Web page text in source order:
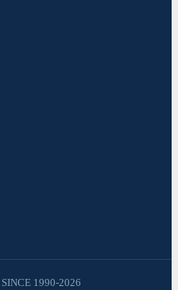
1990-2026